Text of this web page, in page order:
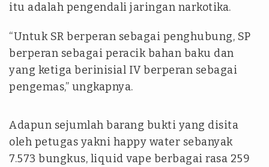
itu adalah pengendali jaringan narkotika.
“Untuk SR berperan sebagai penghubung, SP
berperan sebagai peracik bahan baku dan
yang ketiga berinisial IV berperan sebagai
pengemas,” ungkapnya.
Adapun sejumlah barang bukti yang disita
oleh petugas yakni happy water sebanyak
7.573 bungkus, liquid vape berbagai rasa 259